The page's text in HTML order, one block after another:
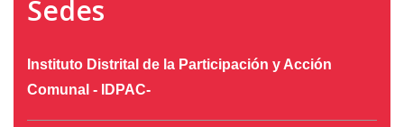
Sedes
Instituto Distrital de la Participación y Acción
Comunal - IDPAC-